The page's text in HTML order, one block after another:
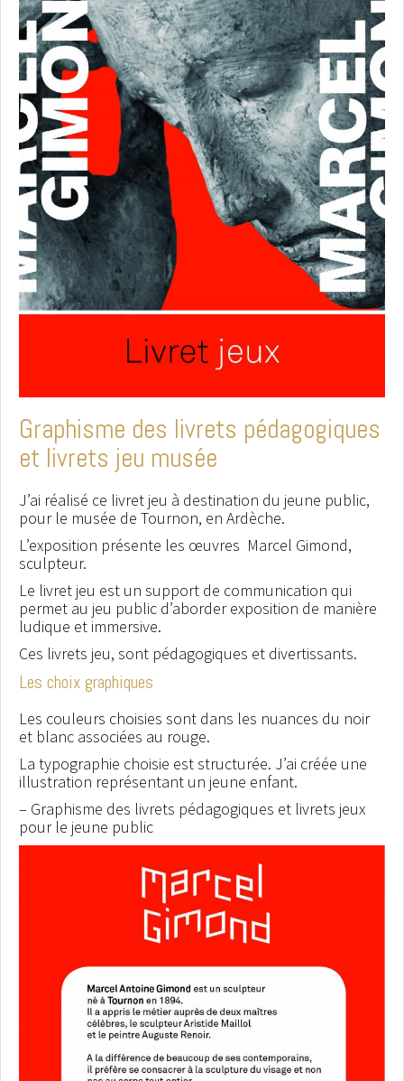
Graphisme des livrets pédagogiques
et livrets jeu musée
J’ai réalisé ce livret jeu à destination du jeune public,
pour le musée de Tournon, en Ardèche.
L’exposition présente les œuvres Marcel Gimond,
sculpteur.
Le livret jeu est un support de communication qui
permet au jeu public d’aborder exposition de manière
ludique et immersive.
Ces livrets jeu, sont pédagogiques et divertissants.
Les choix graphiques
Les couleurs choisies sont dans les nuances du noir
et blanc associées au rouge.
La typographie choisie est structurée. J’ai créée une
illustration représentant un jeune enfant.
– Graphisme des livrets pédagogiques et livrets jeux
pour le jeune public
d’Edwige
notre exposition
« Beaux rivages ».
la touche de
recherchions. Le
été au rendez-vous,
particulièrement
Anne Picoré,
Musée de la